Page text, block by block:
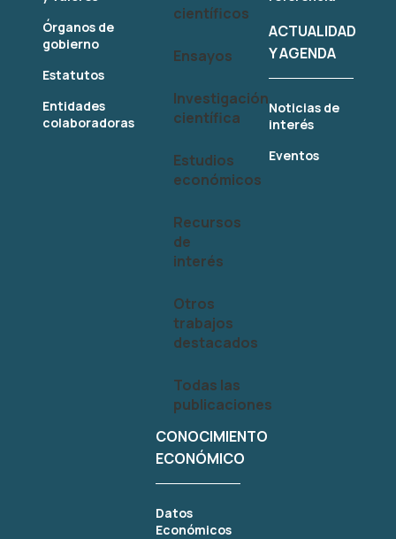
Órganos de
gobierno
Estatutos
Entidades
colaboradoras
científicos
Ensayos
Investigación
científica
Estudios
económicos
Recursos
de
interés
Otros
trabajos
destacados
Todas las
publicaciones
CONOCIMIENTO
ECONÓMICO
Datos
Económicos
ACTUALIDAD
Y AGENDA
Noticias de
interés
Eventos